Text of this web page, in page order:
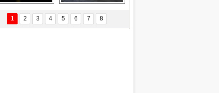
ÖZYANIK
Değişti?
Delta uçağına
yıldırım çarptı
Ford Focus RS
(2015)
1 2 3 4 5 6 7 8